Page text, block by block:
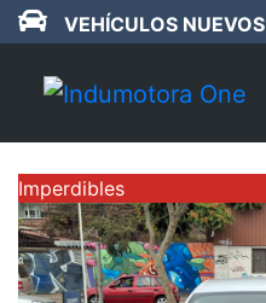
VEHÍCULOS NUEVOS
Imperdibles